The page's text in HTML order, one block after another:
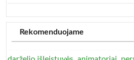
Rekomenduojame